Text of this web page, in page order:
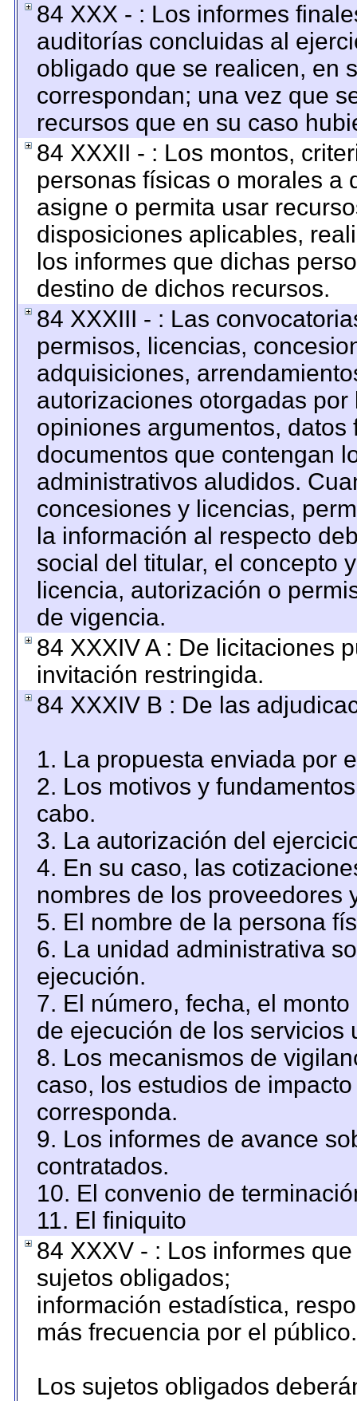
84 XXX - : Los informes
auditorías concluidas al
obligado que se realicen, en
correspondan; una vez que
recursos que en su caso
84 XXXII - : Los montos,
personas físicas o morales a
asigne o permita usar
disposiciones aplicables,
los informes que dichas
destino de dichos recursos.
84 XXXIII - : Las
permisos, licencias,
adquisiciones,
autorizaciones otorgadas
opiniones argumentos,
documentos que contengan
administrativos aludidos.
concesiones y licencias,
la información al respecto
social del titular, el concepto
licencia, autorización o
de vigencia.
84 XXXIV A : De licitaciones
invitación restringida.
84 XXXIV B : De las
1. La propuesta enviada por
2. Los motivos y
cabo.
3. La autorización del
4. En su caso, las
nombres de los proveedores
5. El nombre de la persona
6. La unidad administrativa
ejecución.
7. El número, fecha, el
de ejecución de los servicios
8. Los mecanismos de
caso, los estudios de
corresponda.
9. Los informes de avance
contratados.
10. El convenio de
11. El finiquito
84 XXXV - : Los informes
sujetos obligados;
información estadística,
más frecuencia por el público.
Los sujetos obligados